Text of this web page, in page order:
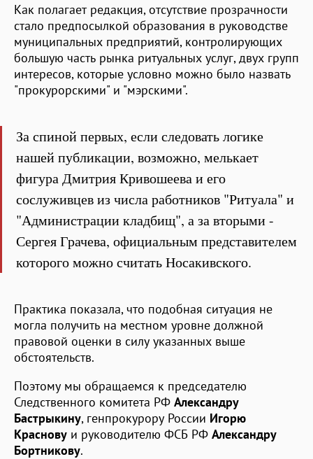
Как полагает редакция, отсутствие прозрачности
стало предпосылкой образования в руководстве
муниципальных предприятий, контролирующих
большую часть рынка ритуальных услуг, двух групп
интересов, которые условно можно было назвать
"прокурорскими" и "мэрскими".
За спиной первых, если следовать логике
нашей публикации, возможно, мелькает
фигура Дмитрия Кривошеева и его
сослуживцев из числа работников "Ритуала" и
"Администрации кладбищ", а за вторыми -
Сергея Грачева, официальным представителем
которого можно считать Носакивского.
Практика показала, что подобная ситуация не
могла получить на местном уровне должной
правовой оценки в силу указанных выше
обстоятельств.
Поэтому мы обращаемся к председателю
Следственного комитета РФ Александру
Бастрыкину, генпрокурору России Игорю
Краснову и руководителю ФСБ РФ Александру
Бортникову.